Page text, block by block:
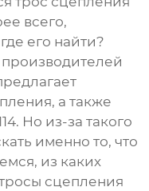
всего,
его найти?
а также
Но из-за такого
именно то, что
из каких
сцепления